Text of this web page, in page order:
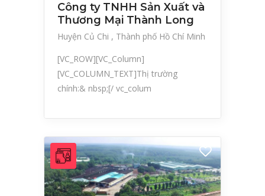
Công ty TNHH Sản Xuất và
Thương Mại Thành Long
Huyện Củ Chi
Thành phố Hồ Chí Minh
[VC_ROW][VC_Column]
[VC_COLUMN_TEXT]Thị trường
chính:& nbsp;[/ vc_colum